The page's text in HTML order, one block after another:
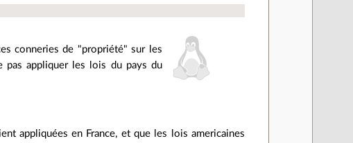
conneries de "propriété" sur les
pas appliquer les lois du pays du
appliquées en France, et que les lois americaines